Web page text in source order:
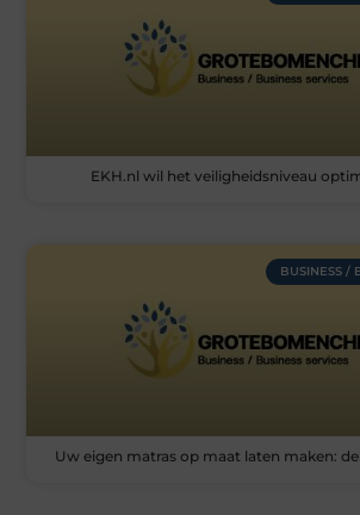
EKH.nl wil het veiligheidsniveau
BUSINESS /
Uw eigen matras op maat laten maken: